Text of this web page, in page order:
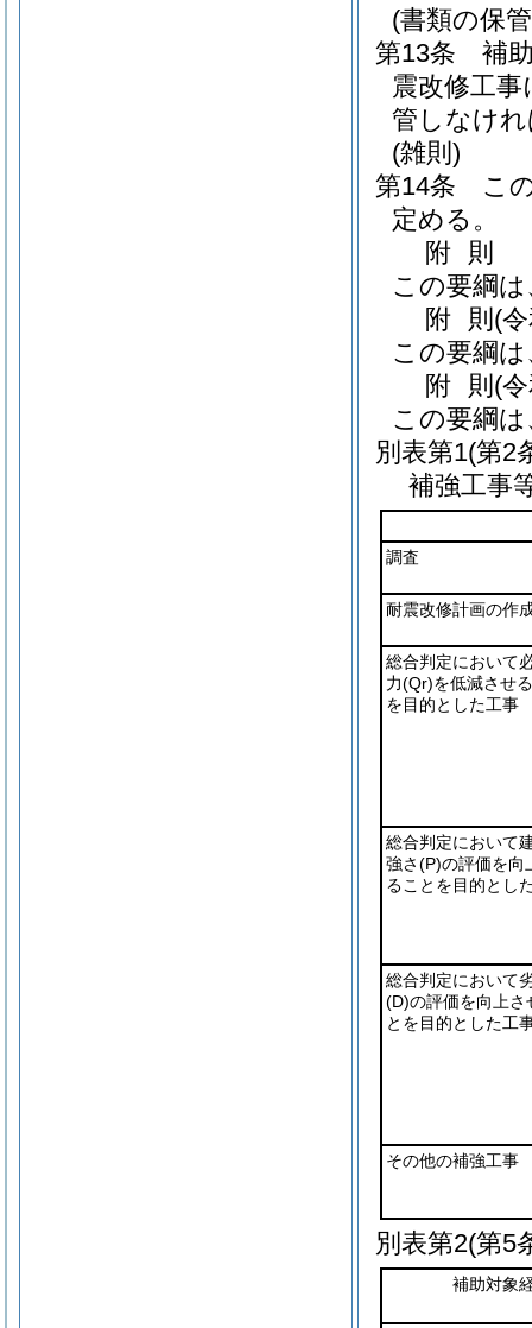
(書類の保
第13条
補
震改修工
管しなけ
(雑則)
第14条
こ
定める。
附 則
この要綱
附 則 (
この要綱
附 則 (
この要綱
別表第1(第2
補強工事
調査
耐震改修計画の作
総合判定において
力(Qr)を低減させ
を目的とした工事
総合判定において
強さ(P)の評価を向
ることを目的とし
総合判定において
(D)の評価を向上さ
とを目的とした工
その他の補強工事
別表第2(第5
補助対象